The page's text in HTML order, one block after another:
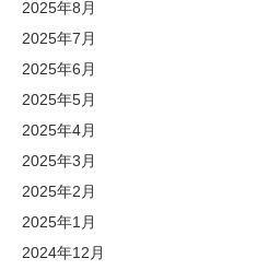
2025年8月
2025年7月
2025年6月
2025年5月
2025年4月
2025年3月
2025年2月
2025年1月
2024年12月